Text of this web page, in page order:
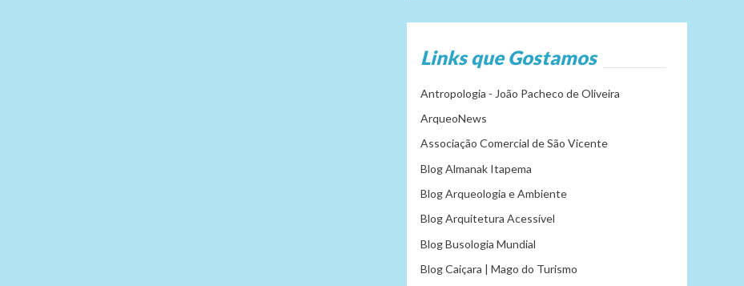
Links que Gostamos
Antropologia - João Pacheco de Oliveira
ArqueoNews
Associação Comercial de São Vicente
Blog Almanak Itapema
Blog Arqueologia e Ambiente
Blog Arquitetura Acessível
Blog Busologia Mundial
Blog Caiçara | Mago do Turismo